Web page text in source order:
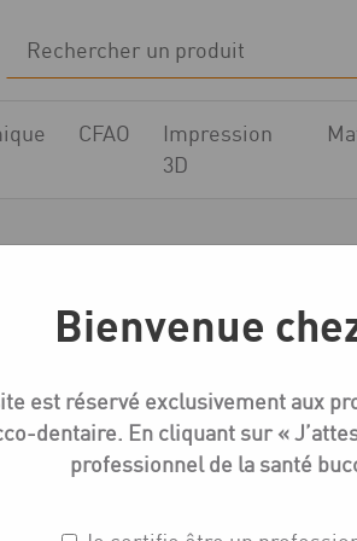
CFAO
Impression
3D
Bienvenue
est réservé exclusivement aux
dentaire. En cliquant sur «
professionnel de la santé